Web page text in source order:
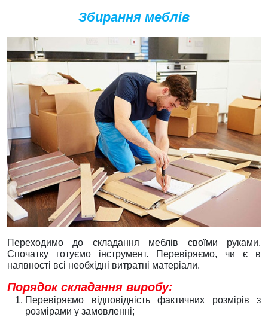
Збирання меблів
Переходимо до складання меблів своїми руками.
Спочатку готуємо інструмент. Перевіряємо, чи є в
наявності всі необхідні витратні матеріали.
Порядок складання виробу:
Перевіряємо відповідність фактичних розмірів з
розмірами у замовленні;